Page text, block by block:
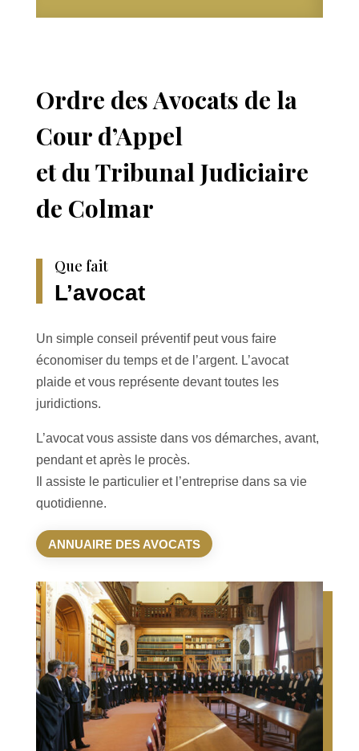
Ordre des Avocats de la
Cour d’Appel
et du Tribunal Judiciaire
de Colmar
Que fait
L’avocat
Un simple conseil préventif peut vous faire
économiser du temps et de l’argent. L’avocat
plaide et vous représente devant toutes les
juridictions.
L’avocat vous assiste dans vos démarches, avant,
pendant et après le procès.
Il assiste le particulier et l’entreprise dans sa vie
quotidienne.
ANNUAIRE DES AVOCATS